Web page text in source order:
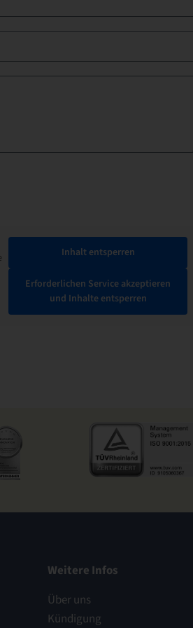
Inhalt entsperren
Erforderlichen Service akzeptieren
und Inhalte entsperren
Weitere Infos
Über uns
Kündigung